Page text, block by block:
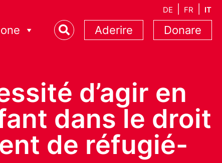
DE FR IT
Aderire Donare
d’agir en
dans le droit
de réfugié-